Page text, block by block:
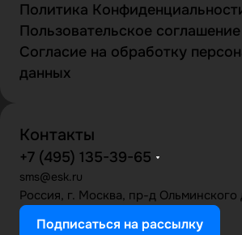
Политика
Пользовательское соглашение
Согласие на обработку
данных
Контакты
+7 (495) 135-39-65
sms@esk.ru
Россия, г. Москва, пр-д Ольминского
Подписаться на рассылку